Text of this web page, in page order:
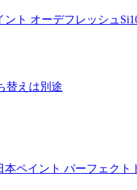
ント オーデフレッシュ
替えは別途